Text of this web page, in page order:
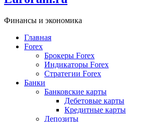
Финансы и экономика
Главная
Forex
Брокеры Forex
Индикаторы Forex
Стратегии Forex
Банки
Банковские карты
Дебетовые карты
Кредитные карты
Депозиты